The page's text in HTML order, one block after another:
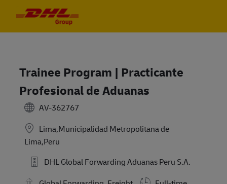
Trainee Program | Practicante
Profesional de Aduanas
AV-362767
Lima,Municipalidad Metropolitana de
Lima,Peru
DHL Global Forwarding Aduanas Peru S.A.